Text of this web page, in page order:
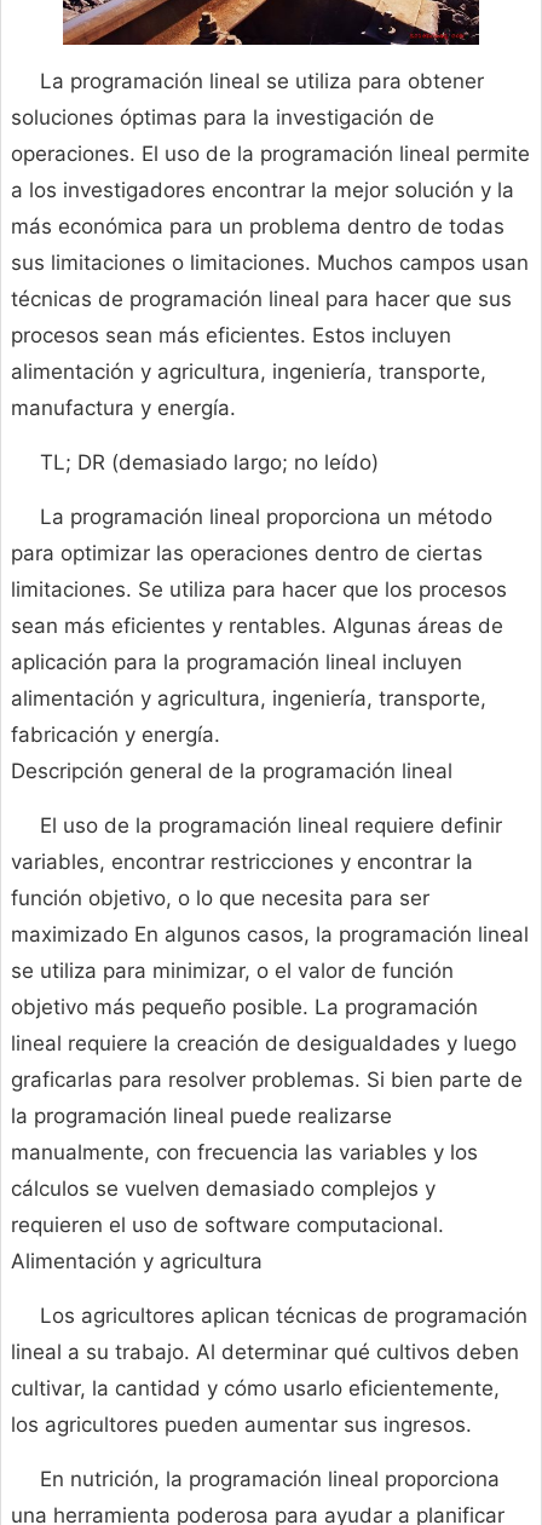
La programación lineal se utiliza para obtener
soluciones óptimas para la investigación de
operaciones. El uso de la programación lineal permite
a los investigadores encontrar la mejor solución y la
más económica para un problema dentro de todas
sus limitaciones o limitaciones. Muchos campos usan
técnicas de programación lineal para hacer que sus
procesos sean más eficientes. Estos incluyen
alimentación y agricultura, ingeniería, transporte,
manufactura y energía.
TL; DR (demasiado largo; no leído)
La programación lineal proporciona un método
para optimizar las operaciones dentro de ciertas
limitaciones. Se utiliza para hacer que los procesos
sean más eficientes y rentables. Algunas áreas de
aplicación para la programación lineal incluyen
alimentación y agricultura, ingeniería, transporte,
fabricación y energía.
Descripción general de la programación lineal
El uso de la programación lineal requiere definir
variables, encontrar restricciones y encontrar la
función objetivo, o lo que necesita para ser
maximizado En algunos casos, la programación lineal
se utiliza para minimizar, o el valor de función
objetivo más pequeño posible. La programación
lineal requiere la creación de desigualdades y luego
graficarlas para resolver problemas. Si bien parte de
la programación lineal puede realizarse
manualmente, con frecuencia las variables y los
cálculos se vuelven demasiado complejos y
requieren el uso de software computacional.
Alimentación y agricultura
Los agricultores aplican técnicas de programación
lineal a su trabajo. Al determinar qué cultivos deben
cultivar, la cantidad y cómo usarlo eficientemente,
los agricultores pueden aumentar sus ingresos.
En nutrición, la programación lineal proporciona
una herramienta poderosa para ayudar a planificar